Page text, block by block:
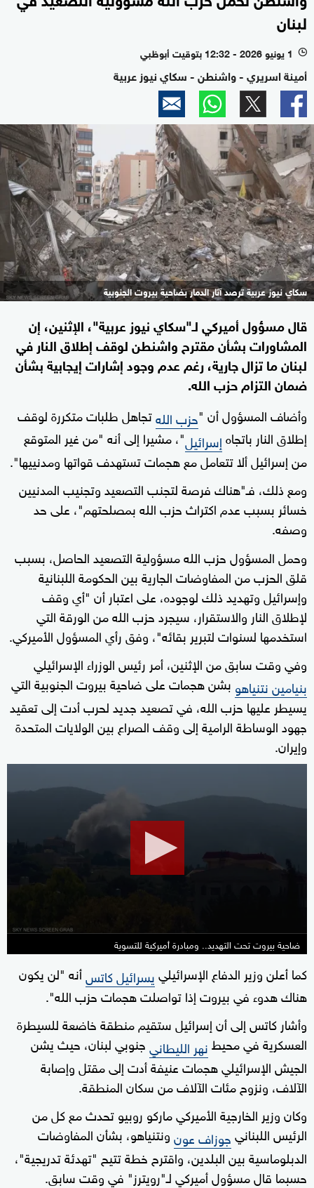
لبنان
l 1 يونيو 2026 - 12:32 بتوقيت أبوظبي
أمينة اسريري - واشنطن - سكاي نيوز عربية
سكاي نيوز عربية ترصد آثار الدمار بضاحية بيروت الجنوبية
قال مسؤول أميركي لـ"سكاي نيوز عربية"، الإثنين، إن
المشاورات بشأن مقترح واشنطن لوقف إطلاق النار في
لبنان ما تزال جارية، رغم عدم وجود إشارات إيجابية بشأن
ضمان التزام حزب الله.
وأضاف المسؤول أن "حزب اللهتجاهل طلبات متكررة لوقف
إطلاق النار باتجاهإسرائيل"، مشيرا إلى أنه "من غير المتوقع
من إسرائيل ألا تتعامل مع هجمات تستهدف قواتها ومدنييها".
ومع ذلك، فـ"هناك فرصة لتجنب التصعيد وتجنيب المدنيين
خسائر بسبب عدم اكتراث حزب الله بمصلحتهم"، على حد
وصفه.
وحمل المسؤول حزب الله مسؤولية التصعيد الحاصل، بسبب
قلق الحزب من المفاوضات الجارية بين الحكومة اللبنانية
وإسرائيل وتهديد ذلك لوجوده، على اعتبار أن "أي وقف
لإطلاق النار والاستقرار، سيجرد حزب الله من الورقة التي
استخدمها لسنوات لتبرير بقائه"، وفق رأي المسؤول الأميركي.
وفي وقت سابق من الإثنين، أمر رئيس الوزراء الإسرائيلي
بنيامين نتنياهو بشن هجمات على ضاحية بيروت الجنوبية التي
يسيطر عليها ⁠حزب الله، في تصعيد جديد لحرب أدت إلى تعقيد
جهود الوساطة الرامية إلى وقف الصراع بين الولايات المتحدة
وإيران.
seconds
seconds
ضاحية بيروت تحت التهديد.. ومبادرة أميركية للتسوية
كما أعلن وزير الدفاع الإسرائيلييسرائيل كاتسأنه "لن يكون
هناك هدوء في بيروت إذا تواصلت هجمات حزب الله".
وأشار كاتس إلى أن إسرائيل ستقيم منطقة خاضعة للسيطرة
العسكرية في محيطنهر الليطانيجنوبي لبنان، حيث يشن
الجيش الإسرائيلي هجمات عنيفة أدت إلى مقتل وإصابة
الآلاف، ونزوح مئات الآلاف من سكان المنطقة.
وكان وزير الخارجية الأميركي ماركو روبيو تحدث مع كل من
الرئيس اللبناني ⁠جوزاف عونونتنياهو، بشأن المفاوضات
الدبلوماسية بين البلدين، واقترح خطة تتيح "تهدئة تدريجية"،
حسبما قال مسؤول أميركي لـ"رويترز" في وقت سابق.